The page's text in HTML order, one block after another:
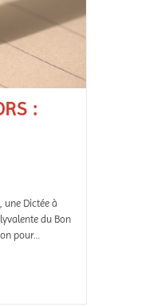
:
une Dictée à
du Bon
pour…